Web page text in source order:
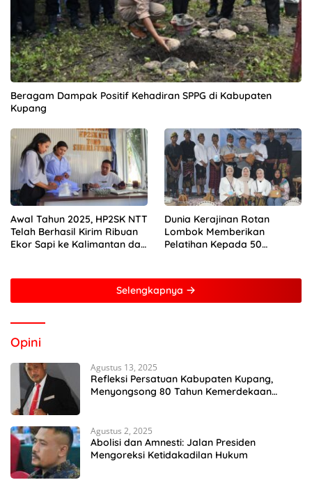
Beragam Dampak Positif Kehadiran SPPG di Kabupaten
Kupang
Awal Tahun 2025, HP2SK NTT
Telah Berhasil Kirim Ribuan
Ekor Sapi ke Kalimantan dan
Dunia Kerajinan Rotan
Lombok Memberikan
Pelatihan Kepada 50
Young Frenuer 2024
Selengkapnya
Opini
Agustus 13, 2025
Refleksi Persatuan Kabupaten Kupang,
Menyongsong 80 Tahun Kemerdekaan
Agustus 2, 2025
Abolisi dan Amnesti: Jalan Presiden
Mengoreksi Ketidakadilan Hukum